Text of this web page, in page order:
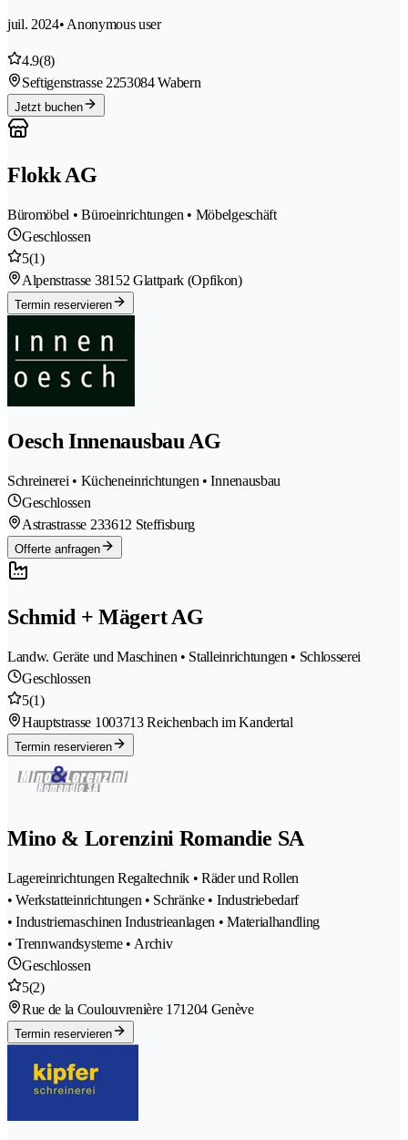
juil. 2024• Anonymous user
4.9(8)
Seftigenstrasse 2253084 Wabern
Jetzt buchen
Flokk AG
Büromöbel • Büroeinrichtungen • Möbelgeschäft
Geschlossen
5(1)
Alpenstrasse 38152 Glattpark (Opfikon)
Termin reservieren
Oesch Innenausbau AG
Schreinerei • Kücheneinrichtungen • Innenausbau
Geschlossen
Astrastrasse 233612 Steffisburg
Offerte anfragen
Schmid + Mägert AG
Landw. Geräte und Maschinen • Stalleinrichtungen • Schlosserei
Geschlossen
5(1)
Hauptstrasse 1003713 Reichenbach im Kandertal
Termin reservieren
Mino & Lorenzini Romandie SA
Lagereinrichtungen Regaltechnik • Räder und Rollen
• Werkstatteinrichtungen • Schränke • Industriebedarf
• Industriemaschinen Industrieanlagen • Materialhandling
• Trennwandsysteme • Archiv
Geschlossen
5(2)
Rue de la Coulouvrenière 171204 Genève
Termin reservieren